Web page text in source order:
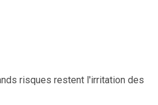
risques restent l'irritation des